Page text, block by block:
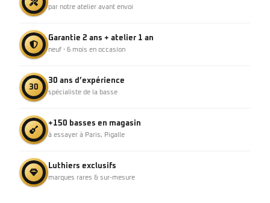
par notre atelier avant envoi
Garantie 2 ans + atelier 1 an
neuf · 6 mois en occasion
30
30 ans d’expérience
spécialiste de la basse
+150 basses en magasin
à essayer à Paris, Pigalle
Luthiers exclusifs
marques rares & sur-mesure